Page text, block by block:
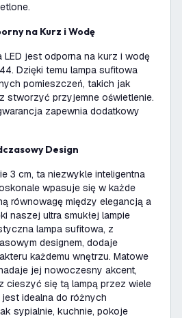
na Kurz i Wodę
LED jest odporna na kurz i wodę
Dzięki temu lampa sufitowa
pomieszczeń, takich jak
stworzyć przyjemne oświetlenie.
zapewnia dodatkowy
Design
3 cm, ta niezwykle inteligentna
wpasuje się w każde
równowagę między elegancją a
naszej ultra smukłej lampie
lampa sufitowa, z
designem, dodaje
każdemu wnętrzu. Matowe
jej nowoczesny akcent,
cieszyć się tą lampą przez wiele
idealna do różnych
sypialnie, kuchnie, pokoje